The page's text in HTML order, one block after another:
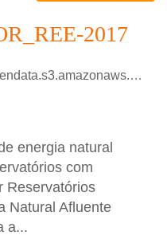
2017
ena_ree_di/ENA_DIARIO_REE_2017.xlsx
energia natural
com
Reservatórios
Natural Afluente
a...